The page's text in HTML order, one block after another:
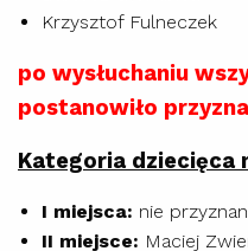
Krzysztof Fulneczek
po wysłuchaniu
postanowiło
Kategoria dziecięca
I miejsca: nie
II miejsce: Maciej